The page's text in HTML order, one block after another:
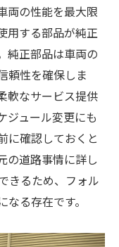
る理由
は地域密着の
享受する
心感
検
ービス
ント
ながる理由
両の性能を最大限
用する部品が純正
純正部品は車両の
頼性を確保しま
軟なサービス提供
ジュール変更にも
に確認しておくと
の道路事情に詳し
きるため、フォル
る存在です。